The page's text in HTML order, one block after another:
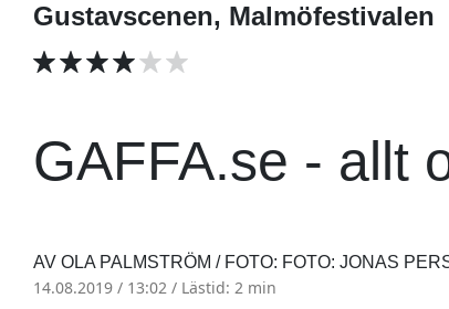
Gustavscenen, Malmöfestivalen
GAFFA.se - allt
AV OLA PALMSTRÖM / FOTO: FOTO: JONAS
14.08.2019 / 13:02 / Lästid: 2 min